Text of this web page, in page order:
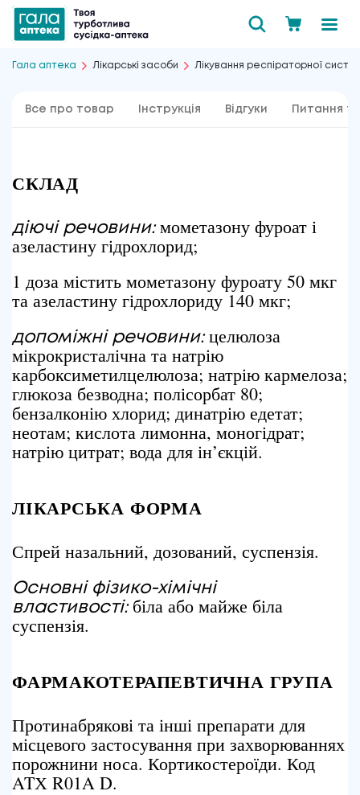
Гала аптека Лікарські засоби Лікування респіраторної
Все про товар Інструкція Відгуки Питання та
СКЛАД
діючі речовини: мометазону фуроат і
азеластину гідрохлорид;
1 доза містить мометазону фуроату 50 мкг
та азеластину гідрохлориду 140 мкг;
допоміжні речовини: целюлоза
мікрокристалічна та натрію
карбоксиметилцелюлоза; натрію кармелоза;
глюкоза безводна; полісорбат 80;
бензалконію хлорид; динатрію едетат;
неотам; кислота лимонна, моногідрат;
натрію цитрат; вода для ін’єкцій.
ЛІКАРСЬКА ФОРМА
Спрей назальний, дозований, суспензія.
Основні фізико-хімічні
властивості: біла або майже біла
суспензія.
ФАРМАКОТЕРАПЕВТИЧНА ГРУПА
Протинабрякові та інші препарати для
місцевого застосування при захворюваннях
порожнини носа. Кортикостероїди. Код
ATХ R01A D.